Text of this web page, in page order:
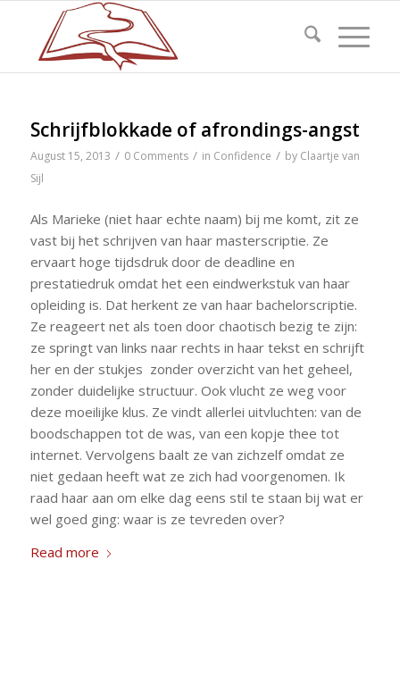
Schrijfblokkade of afrondings-angst
August 15, 2013 / 0 Comments / in Confidence / by Claartje van
Sijl
Als Marieke (niet haar echte naam) bij me komt, zit ze
vast bij het schrijven van haar masterscriptie. Ze
ervaart hoge tijdsdruk door de deadline en
prestatiedruk omdat het een eindwerkstuk van haar
opleiding is. Dat herkent ze van haar bachelorscriptie.
Ze reageert net als toen door chaotisch bezig te zijn:
ze springt van links naar rechts in haar tekst en schrijft
her en der stukjes zonder overzicht van het geheel,
zonder duidelijke structuur. Ook vlucht ze weg voor
deze moeilijke klus. Ze vindt allerlei uitvluchten: van de
boodschappen tot de was, van een kopje thee tot
internet. Vervolgens baalt ze van zichzelf omdat ze
niet gedaan heeft wat ze zich had voorgenomen. Ik
raad haar aan om elke dag eens stil te staan bij wat er
wel goed ging: waar is ze tevreden over?
Read more